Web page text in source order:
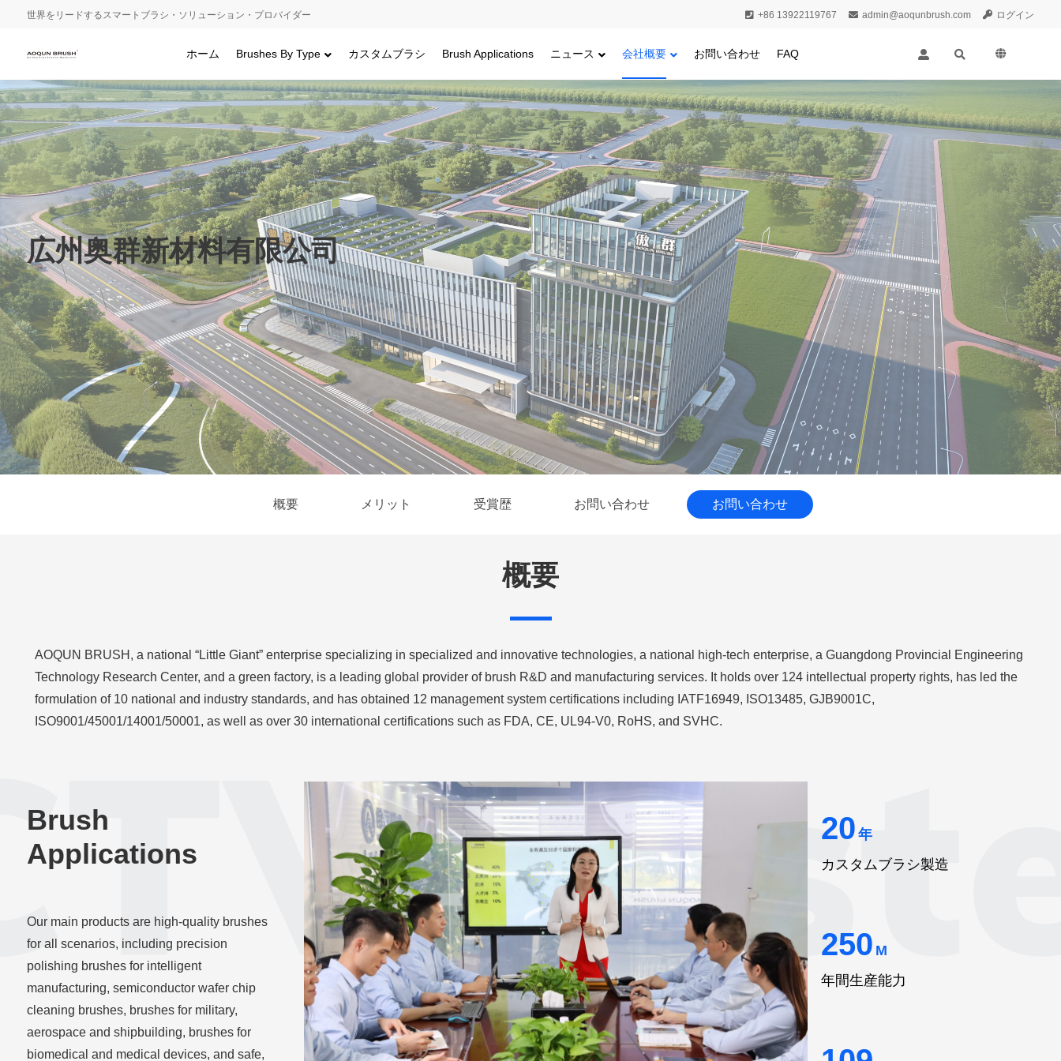
世界をリードするスマートブラシ・ソリューション・プロバイダー +86 13922119767 admin@aoqunbrush.com ログイン
ホーム Brushes By Type カスタムブラシ Brush Applications ニュース 会社概要 お問い合わせ FAQ
広州奥群新材料有限公司
概要 メリット 受賞歴 お問い合わせ お問い合わせ
概要
AOQUN BRUSH, a national “Little Giant” enterprise specializing in specialized and innovative technologies, a national high-tech enterprise, a Guangdong Provincial Engineering
Technology Research Center, and a green factory, is a leading global provider of brush R&D and manufacturing services. It holds over 124 intellectual property rights, has led the
formulation of 10 national and industry standards, and has obtained 12 management system certifications including IATF16949, ISO13485, GJB9001C,
ISO9001/45001/14001/50001, as well as over 30 international certifications such as FDA, CE, UL94-V0, RoHS, and SVHC.
Brush
Applications
Our main products are high-quality brushes
for all scenarios, including precision
polishing brushes for intelligent
manufacturing, semiconductor wafer chip
cleaning brushes, brushes for military,
aerospace and shipbuilding, brushes for
biomedical and medical devices, and safe,
20 年
カスタムブラシ製造
250 M
年間生産能力